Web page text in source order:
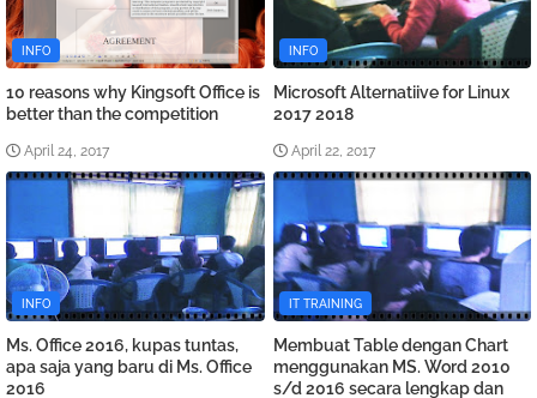
INFO
10 reasons why Kingsoft Office is
better than the competition
April 24, 2017
INFO
Microsoft Alternatiive for Linux
2017 2018
April 22, 2017
INFO
Ms. Office 2016, kupas tuntas,
apa saja yang baru di Ms. Office
2016
IT TRAINING
Membuat Table dengan Chart
menggunakan MS. Word 2010
s/d 2016 secara lengkap dan